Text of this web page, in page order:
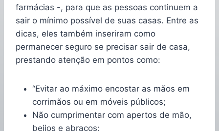
farmácias -, para que as pessoas continuem a
sair o mínimo possível de suas casas. Entre as
dicas, eles também inseriram como
permanecer seguro se precisar sair de casa,
prestando atenção em pontos como:
“Evitar ao máximo encostar as mãos em
corrimãos ou em móveis públicos;
Não cumprimentar com apertos de mão,
beijos e abraços;